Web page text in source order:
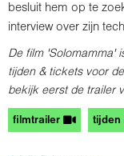
besluit hem op te
interview over zijn
De film 'Solomamma'
tijden & tickets voor
bekijk eerst de trailer
filmtrailer tijden